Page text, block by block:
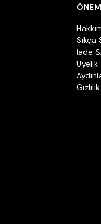
İade